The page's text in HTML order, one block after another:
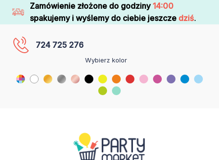
Zamówienie złożone do godziny 14:00
spakujemy i wyślemy do ciebie jeszcze dziś.
724 725 276
Wybierz kolor